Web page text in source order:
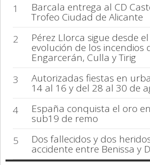
1 Barcala entrega al CD
Trofeo Ciudad de Alicante
2
Pérez Llorca sigue desde el
evolución de los incendios
Engarcerán, Culla y Tirig
3
Autorizadas fiestas en
14 al 16 y del 28 al 30 de
4
España conquista el oro
sub19 de remo
5
Dos fallecidos y dos
accidente entre Benissa y